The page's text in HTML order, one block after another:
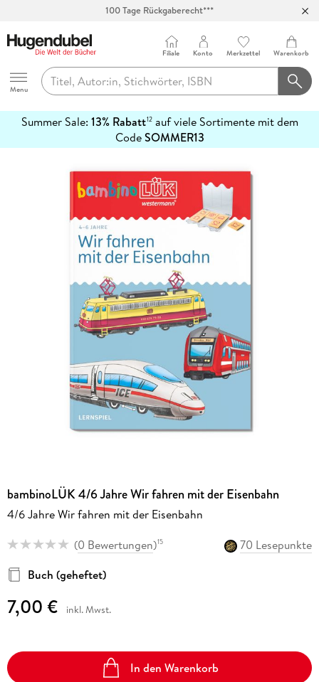
Hugendubel
Menu
Filiale Konto Merkzettel Warenkorb
Summer Sale: 13% Rabatt12auf viele Sortimente mit dem
CodeSOMMER13
erfahren
bambinoLÜK 4/6 Jahre Wir fahren mit der Eisenbahn
4/6 Jahre Wir fahren mit der Eisenbahn
(0 Bewertungen)15
70 Lesepunkte
Buch (geheftet)
7,00 € inkl. Mwst.
In den Warenkorb